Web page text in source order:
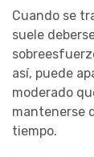
Cuando se
suele
así, puede
moderado
mantenerse
tiempo.